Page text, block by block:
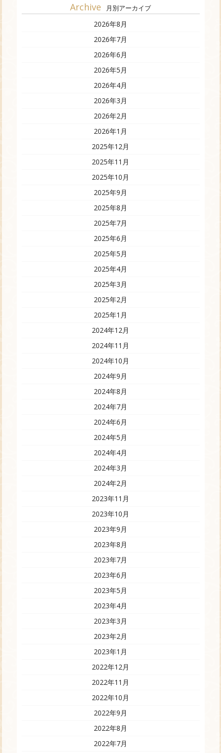
Archive 月別アーカイブ
2026年8月
2026年7月
2026年6月
2026年5月
2026年4月
2026年3月
2026年2月
2026年1月
2025年12月
2025年11月
2025年10月
2025年9月
2025年8月
2025年7月
2025年6月
2025年5月
2025年4月
2025年3月
2025年2月
2025年1月
2024年12月
2024年11月
2024年10月
2024年9月
2024年8月
2024年7月
2024年6月
2024年5月
2024年4月
2024年3月
2024年2月
2023年11月
2023年10月
2023年9月
2023年8月
2023年7月
2023年6月
2023年5月
2023年4月
2023年3月
2023年2月
2023年1月
2022年12月
2022年11月
2022年10月
2022年9月
2022年8月
2022年7月